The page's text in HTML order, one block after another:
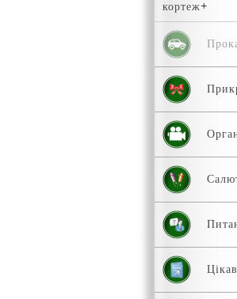
кортеж